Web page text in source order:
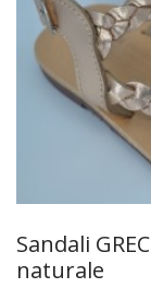
Sandali
naturale